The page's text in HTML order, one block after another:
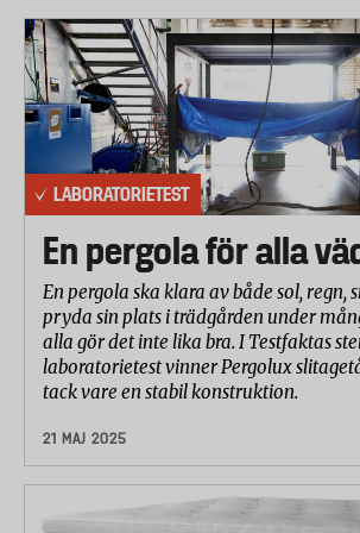
allergier hos känsliga personer och
viktigt att textilierna runt dunet
testa partikeltätheten får täcket
under 30 minuter, samtidigt som det
slag med gummiklossar. Antalet
mäts och för att uppfylla
”Downproof” får textilierna inte
än en viss mängd partiklar. Utifrån
partiklar graderar laboratoriet
gradig skala, där 5 är bäst.
Textiliernas kvalitet
Textiliernas kvalitet bestäms bland
trådtätheten. Ju fler trådar per
desto bättre. I testet har laboratoriet
den allmänna textilkvalitén
LABORATORIETEST
En pergola för alla
En pergola ska klara av både sol, regn,
pryda sin plats i trädgården under
alla gör det inte lika bra. I Testfaktas
laboratorietest vinner Pergolux
tack vare en stabil konstruktion.
21 MAJ 2025